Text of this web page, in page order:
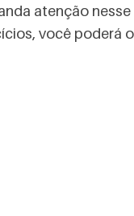
atenção
você